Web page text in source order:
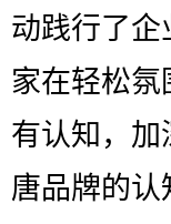
动践行了企
家在轻松
有认知，
唐品牌的